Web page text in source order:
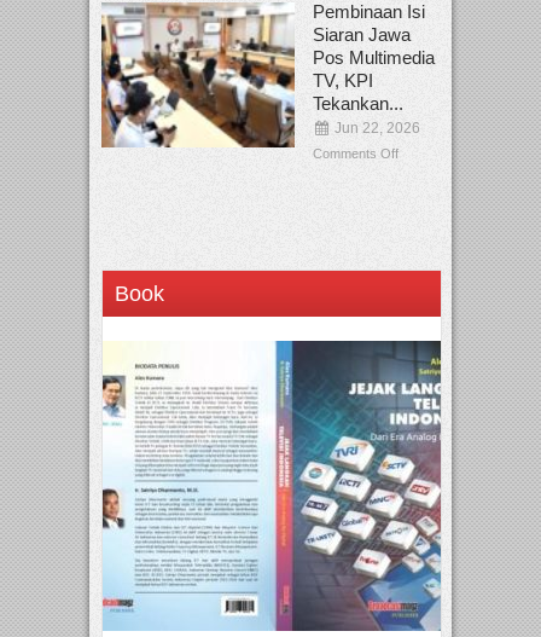
Pembinaan Isi
Siaran Jawa
Pos Multimedia
TV, KPI
Tekankan...
Jun 22, 2026
Comments Off
Book